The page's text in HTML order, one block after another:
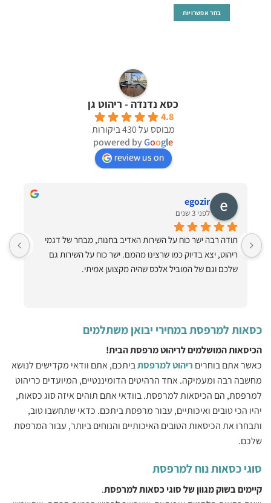
בחר אפשרויות
האפשרויות
כסא נדנדה - ריהוט גן
4.8
מבוסס על 430 ביקורות
powered byGoogle
review us on
egozir
לפני 3 שנים
שלכם וגם של המוביל אלכס שהיה מקצוען אמיתי.
כסאות למרפסת במחירי יבואן משתלמים
הכיסאות המושלמים לריהוט מרפסת הבית!
כאשר אתם בוחרים ריהוט למרפסתביתכם, אתם וודאי מקדישים לנושא
מחשבה רבה ומעמיקה. אחד הרהיטים הדומיננטיים, המיועדים כריהוט
למרפסת, הם הכיסאות למרפסת. בוודאי אתם תוהים איזה סוג כסאות,
יהיו הכי טובים ואיכותיים, עבור מרפסת ביתכם. כדאי שתחשבו טוב,
ותבחרו את הכיסאות הטובים האיכותיים והנוחים ביותר, עבור המרפסת
שלכם.
סוגי כסאות נוח למרפסת
קיימים בשוק מגוון של סוגי כסאות למרפסת.